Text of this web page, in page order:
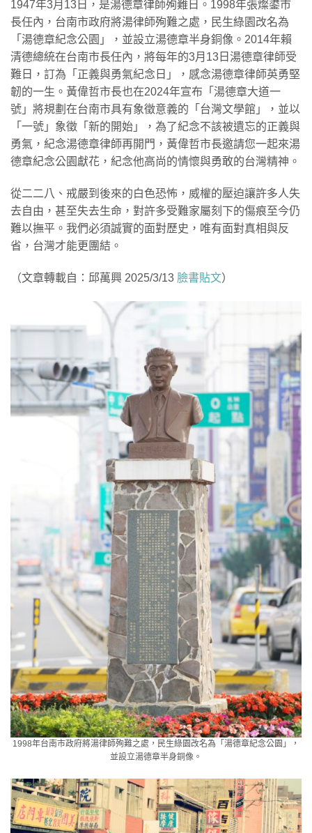
1947年3月13日，是湯德章律師殉難日。1998年張燦鍙市
長任內，台南市政府將湯律師殉難之處，民生綠園改名為
「湯德章紀念公園」，並設立湯德章半身銅像。2014年賴
清德總統在台南市長任內，將每年的3月13日湯德章律師受
難日，訂為「正義與勇氣紀念日」，感念湯德章律師英勇堅
韌的一生。黃偉哲市長也在2024年宣布「湯德章大道一
號」將規劃在台南市具有象徵意義的「台灣文學館」，並以
「一號」象徵「新的開始」，為了紀念不該被遺忘的正義與
勇氣，紀念湯德章律師再開門，黃偉哲市長邀請您一起來湯
德章紀念公園獻花，紀念他高尚的情懷與勇敢的台灣精神。
從二二八、戒嚴到後來的白色恐怖，威權的壓迫讓許多人失
去自由，甚至失去生命，對許多受難家屬刻下的傷痕至今仍
難以撫平。我們必須誠實的面對歷史，唯有面對真相與反
省，台灣才能更團結。
（文章轉載自：邱萬興 2025/3/13 臉書貼文）
1998年台南市政府將湯律師殉難之處，民生綠園改名為「湯德章紀念公園」，
並設立湯德章半身銅像。